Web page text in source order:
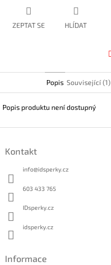
ZEPTAT SE HLÍDAT
Popis Související (1)
Popis produktu není dostupný
Kontakt
info@idsperky.cz
603 433 765
IDsperky.cz
idsperky.cz
Informace